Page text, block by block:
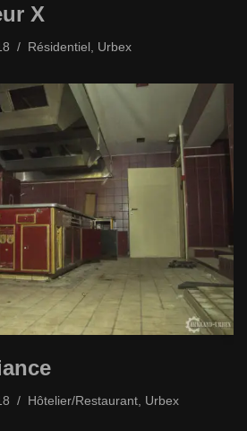
X
Résidentiel Urbex
Hôtelier/Restaurant Urbex